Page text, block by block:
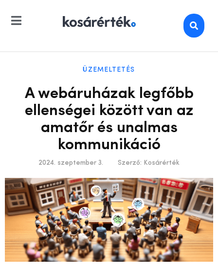
ÜZEMELTETÉS
A webáruházak legfőbb
ellenségei között van az
amatőr és unalmas
kommunikáció
2024. szeptember 3. Szerző: Kosárérték